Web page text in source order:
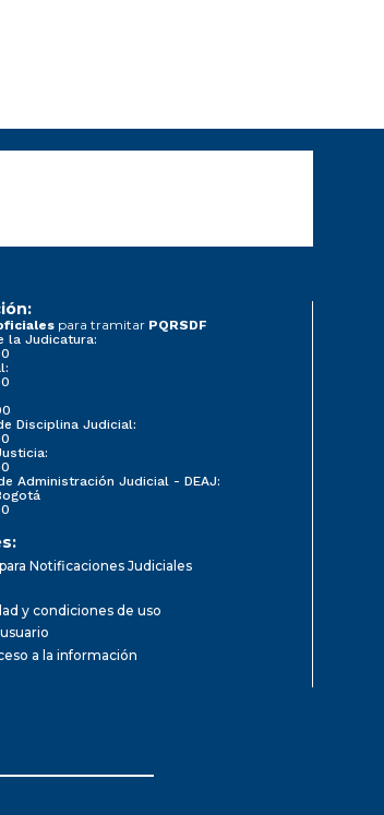
para tramitar PQRSDF
la Judicatura:
Disciplina Judicial:
Administración Judicial - DEAJ:
Notificaciones Judiciales
y condiciones de uso
a la información